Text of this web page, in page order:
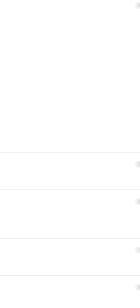
4
5
6
7
8